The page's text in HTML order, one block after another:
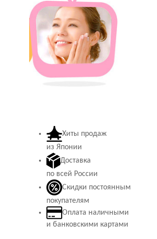
Хиты продаж
из Японии
Доставка
по всей России
Скидки постоянным
покупателям
Оплата наличными
и банковскими картами